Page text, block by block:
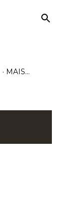
MAIS…